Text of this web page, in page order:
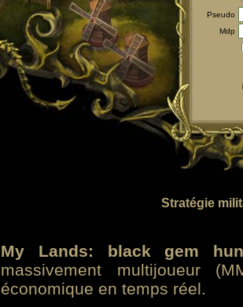
Pseudo
Mdp
Stratégie
My Lands: black gem
massivement multijoueur
économique en temps réel.